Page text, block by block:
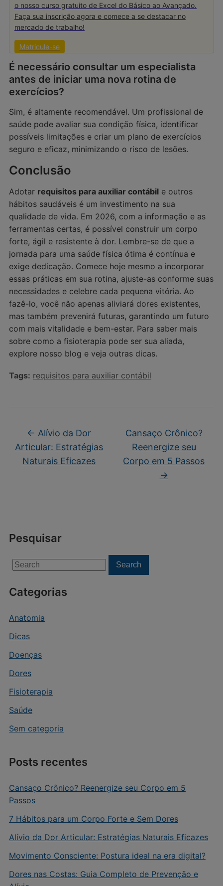
o nosso curso gratuito de Excel do Básico ao Avançado.
Faça sua inscrição agora e comece a se destacar no
mercado de trabalho!
Matricule-se
É necessário consultar um especialista
antes de iniciar uma nova rotina de
exercícios?
Sim, é altamente recomendável. Um profissional de
saúde pode avaliar sua condição física, identificar
possíveis limitações e criar um plano de exercícios
seguro e eficaz, minimizando o risco de lesões.
Conclusão
Adotar requisitos para auxiliar contábile outros
hábitos saudáveis é um investimento na sua
qualidade de vida. Em 2026, com a informação e as
ferramentas certas, é possível construir um corpo
forte, ágil e resistente à dor. Lembre-se de que a
jornada para uma saúde física ótima é contínua e
exige dedicação. Comece hoje mesmo a incorporar
essas práticas em sua rotina, ajuste-as conforme suas
necessidades e celebre cada pequena vitória. Ao
fazê-lo, você não apenas aliviará dores existentes,
mas também prevenirá futuras, garantindo um futuro
com mais vitalidade e bem-estar. Para saber mais
sobre como a fisioterapia pode ser sua aliada,
explore nosso blog e veja outras dicas.
Tags: requisitos para auxiliar contábil
← Alívio da Dor
Articular: Estratégias
Naturais Eficazes
Cansaço Crônico?
Reenergize seu
Corpo em 5 Passos
→
Pesquisar
Search
for:
Search
Categorias
Anatomia
Dicas
Doenças
Dores
Fisioterapia
Saúde
Sem categoria
Posts recentes
Cansaço Crônico? Reenergize seu Corpo em 5
Passos
7 Hábitos para um Corpo Forte e Sem Dores
Alívio da Dor Articular: Estratégias Naturais Eficazes
Movimento Consciente: Postura ideal na era digital?
Dores nas Costas: Guia Completo de Prevenção e